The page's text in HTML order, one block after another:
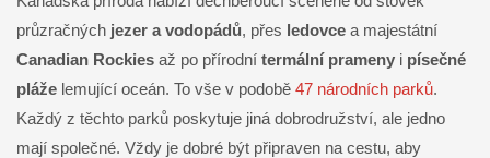
průzračných jezer a vodopádů, přes ledovce a majestátní
Canadian Rockies až po přírodní termální prameny i písečné
pláže lemující oceán. To vše v podobě 47 národních parků.
Každý z těchto parků poskytuje jiná dobrodružství, ale jedno
mají společné. Vždy je dobré být připraven na cestu, aby